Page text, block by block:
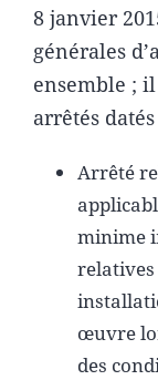
8 janvier
générales
ensemble ; il
arrêtés
Arrêté
minime
relatives
œuvre
des